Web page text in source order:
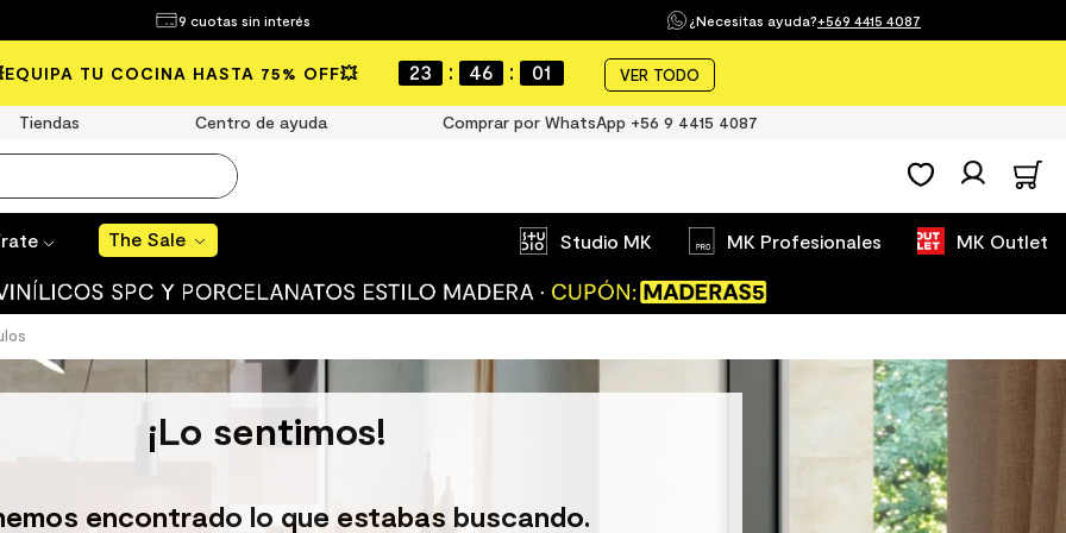
9 cuotas sin interés ¿Necesitas ayuda?+569 4415 4087
TU COCINA HASTA 75% OFF💥 23 : 46 : 00 VER TODO
Tiendas Centro de ayuda Comprar por WhatsApp +56 9 4415 4087
The Sale Studio MK MK Profesionales MK Outlet
Sale
¿Qué estás buscando?
mate
¡Lo sentimos!
encontrado lo que estabas buscando.